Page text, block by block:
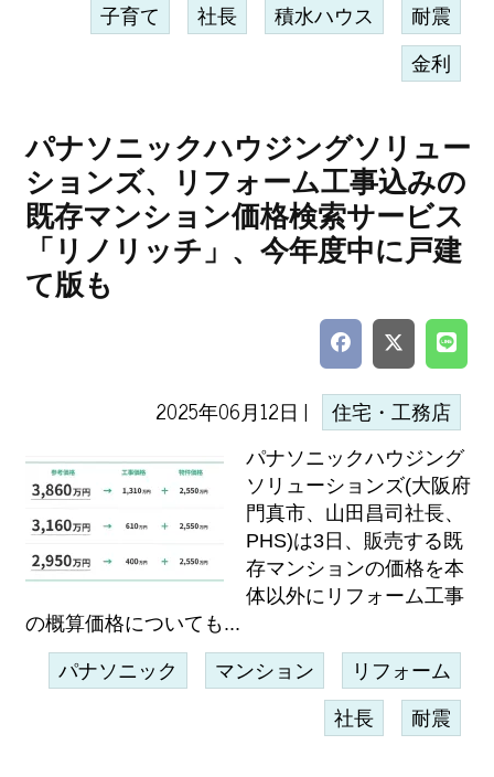
子育て 社長 積水ハウス 耐震
金利
パナソニックハウジングソリュー
ションズ、リフォーム工事込みの
既存マンション価格検索サービス
「リノリッチ」、今年度中に戸建
て版も
2025年06月12日 | 住宅・工務店
パナソニックハウジング
ソリューションズ(大阪府
門真市、山田昌司社長、
PHS)は3日、販売する既
存マンションの価格を本
体以外にリフォーム工事
の概算価格についても...
パナソニック マンション リフォーム
社長 耐震